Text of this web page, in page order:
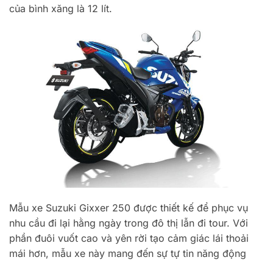
của bình xăng là 12 lít.
Mẫu xe Suzuki Gixxer 250 được thiết kế để phục vụ
nhu cầu đi lại hằng ngày trong đô thị lẫn đi tour. Với
phần đuôi vuốt cao và yên rời tạo cảm giác lái thoải
mái hơn, mẫu xe này mang đến sự tự tin năng động